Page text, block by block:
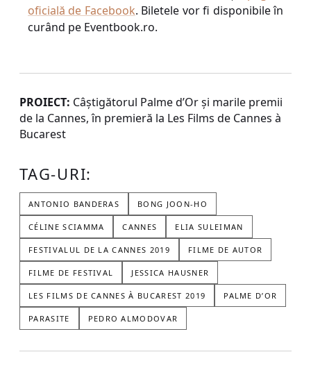
oficială de Facebook. Biletele vor fi disponibile în
curând pe Eventbook.ro.
PROIECT: Câștigătorul Palme d’Or și marile premii
de la Cannes, în premieră la Les Films de Cannes à
Bucarest
TAG-URI:
ANTONIO BANDERAS BONG JOON-HO
CÉLINE SCIAMMA CANNES ELIA SULEIMAN
FESTIVALUL DE LA CANNES 2019 FILME DE AUTOR
FILME DE FESTIVAL JESSICA HAUSNER
LES FILMS DE CANNES À BUCAREST 2019 PALME D’OR
PARASITE PEDRO ALMODOVAR